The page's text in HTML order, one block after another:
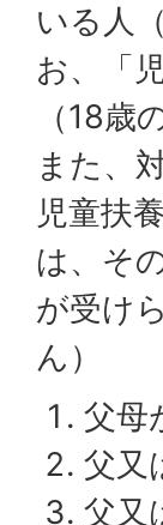
いる人
お、「
（18
また、
児童扶
は、そ
が受け
ん）
父母
父又
父又